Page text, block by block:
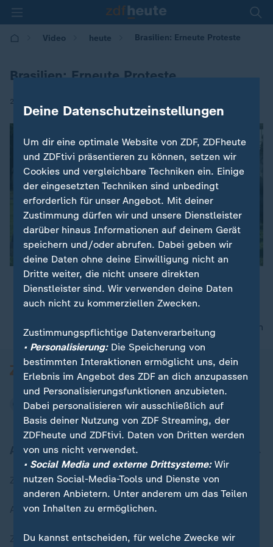
Video heute Brasilien: Erneute Proteste
Brasilien: Erneute Proteste
25.05.2017 | 09:06
00:05
nach oben
Aktuell bei ZDFheute
Zuletzt veröffentlicht
Aktuelle Sendungs-Videos
ZDFheute Stories
Deine Datenschutzeinstellungen
Um dir eine optimale Website von ZDF, ZDFheute
und ZDFtivi präsentieren zu können, setzen wir
Cookies und vergleichbare Techniken ein. Einige
der eingesetzten Techniken sind unbedingt
erforderlich für unser Angebot. Mit deiner
Zustimmung dürfen wir und unsere Dienstleister
darüber hinaus Informationen auf deinem Gerät
speichern und/oder abrufen. Dabei geben wir
deine Daten ohne deine Einwilligung nicht an
Dritte weiter, die nicht unsere direkten
Dienstleister sind. Wir verwenden deine Daten
auch nicht zu kommerziellen Zwecken.
Zustimmungspflichtige Datenverarbeitung
• Personalisierung:Die Speicherung von
bestimmten Interaktionen ermöglicht uns, dein
Erlebnis im Angebot des ZDF an dich anzupassen
und Personalisierungsfunktionen anzubieten.
Dabei personalisieren wir ausschließlich auf
Basis deiner Nutzung von ZDF Streaming, der
ZDFheute und ZDFtivi. Daten von Dritten werden
von uns nicht verwendet.
• Social Media und externe Drittsysteme:Wir
nutzen Social-Media-Tools und Dienste von
anderen Anbietern. Unter anderem um das Teilen
von Inhalten zu ermöglichen.
Du kannst entscheiden, für welche Zwecke wir